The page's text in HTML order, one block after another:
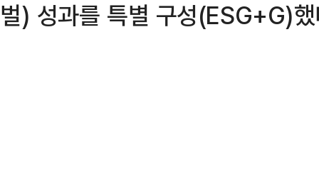
벌) 성과를 특별 구성(ESG+G)